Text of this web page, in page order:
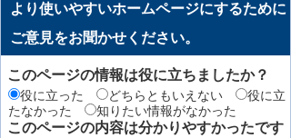
より使いやすいホームページにするために
ご意見をお聞かせください。
このページの情報は役に立ちましたか？
役に立った どちらともいえない
役に立
たなかった
知りたい情報がなかった
このページの内容は分かりやすかったです